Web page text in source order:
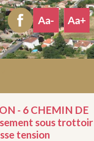
- 6 CHEMIN DE
sous trottoir
tension